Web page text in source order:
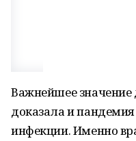
Важнейшее значение
доказала и
инфекции. Именно